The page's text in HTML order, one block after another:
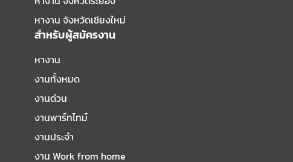
หางาน จังหวัดเชียงใหม่
สำหรับผู้สมัครงาน
หางาน
งานทั้งหมด
งานด่วน
งานพาร์ทไทม์
งานประจำ
งาน Work from home